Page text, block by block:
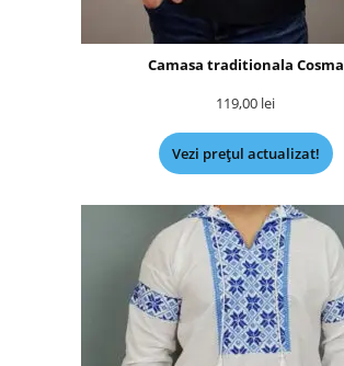
Camasa traditionala Cosma
119,00 lei
Vezi prețul actualizat!